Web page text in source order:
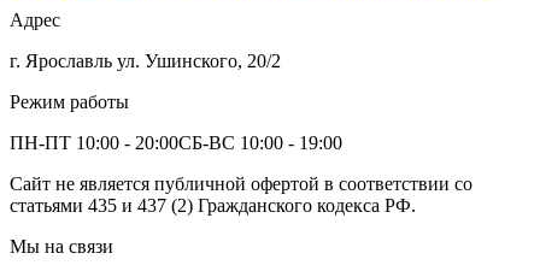
Адрес
г. Ярославль ул. Ушинского, 20/2
Режим работы
ПН-ПТ 10:00 - 20:00СБ-ВС 10:00 - 19:00
Сайт не является публичной офертой в соответствии со
статьями 435 и 437 (2) Гражданского кодекса РФ.
Мы на связи